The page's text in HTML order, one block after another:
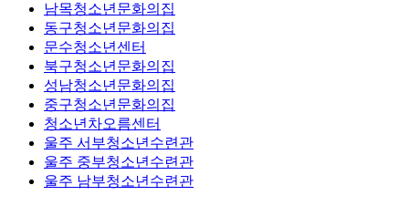
남목청소년문화의집
동구청소년문화의집
문수청소년센터
북구청소년문화의집
성남청소년문화의집
중구청소년문화의집
청소년차오름센터
울주 서부청소년수련관
울주 중부청소년수련관
울주 남부청소년수련관